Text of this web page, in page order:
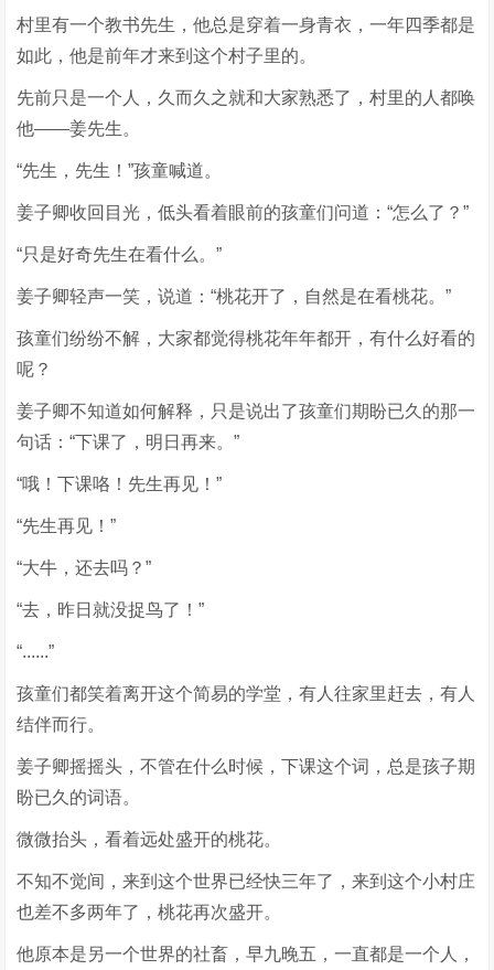
村里有一个教书先生，他总是穿着一身青衣，一年四季都是
如此，他是前年才来到这个村子里的。
先前只是一个人，久而久之就和大家熟悉了，村里的人都唤
他——姜先生。
“先生，先生！”孩童喊道。
姜子卿收回目光，低头看着眼前的孩童们问道：“怎么了？”
“只是好奇先生在看什么。”
姜子卿轻声一笑，说道：“桃花开了，自然是在看桃花。”
孩童们纷纷不解，大家都觉得桃花年年都开，有什么好看的
呢？
姜子卿不知道如何解释，只是说出了孩童们期盼已久的那一
句话：“下课了，明日再来。”
“哦！下课咯！先生再见！”
“先生再见！”
“大牛，还去吗？”
“去，昨日就没捉鸟了！”
“......”
孩童们都笑着离开这个简易的学堂，有人往家里赶去，有人
结伴而行。
姜子卿摇摇头，不管在什么时候，下课这个词，总是孩子期
盼已久的词语。
微微抬头，看着远处盛开的桃花。
不知不觉间，来到这个世界已经快三年了，来到这个小村庄
也差不多两年了，桃花再次盛开。
他原本是另一个世界的社畜，早九晚五，一直都是一个人，